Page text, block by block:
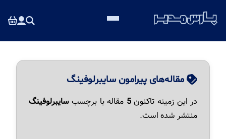
مقاله‌های پیرامون سایبرلوفینگ
در این زمینه تاکنون5 مقاله با برچسب سایبرلوفینگ
منتشر شده است.